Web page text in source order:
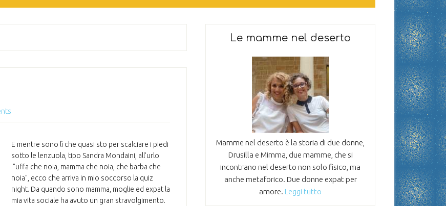
E mentre sono lì che quasi sto per scalciare i piedi
sotto le lenzuola, tipo Sandra Mondaini, all'urlo
"uffa che noia, mamma che noia, che barba che
noia", ecco che arriva in mio soccorso la quiz
night. Da quando sono mamma, moglie ed expat la
mia vita sociale ha avuto un gran stravolgimento.
Le mamme nel deserto
Mamme nel deserto è la storia di due donne,
Drusilla e Mimma, due mamme, che si
incontrano nel deserto non solo fisico, ma
anche metaforico. Due donne expat per
amore. Leggi tutto